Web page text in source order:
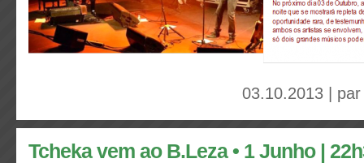
03.10.2013 |
Tcheka vem ao B.Leza • 1 Junho |